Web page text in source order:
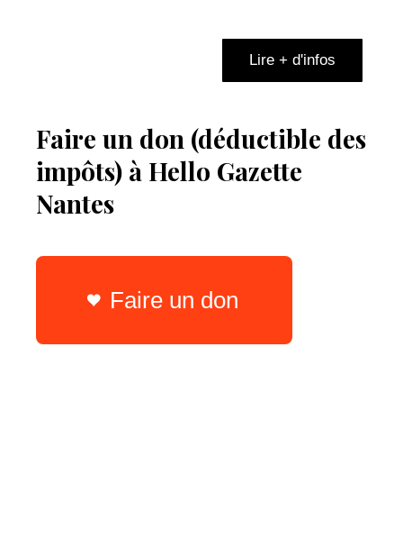
Lire + d'infos
Faire un don (déductible des
impôts) à Hello Gazette
Nantes
Faire un don